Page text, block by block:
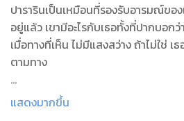
ปารารินเป็นเหมือนที่รองรับอารมณ์ขอ
อยู่แล้ว เขามีอะไรกับเธอทั้งที่ปากบอก
เมื่อทางที่เห็น ไม่มีแสงสว่าง ถ้าไม่ใช่ เ
ตามทาง
ส่วนภคินัย เมื่อไม่มีเธอแล้ว เพิ่งสำนึกไ
แสดงมากขึ้น